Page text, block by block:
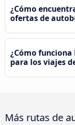
¿Cómo
ofertas de
¿Cómo
para los viajes
Más rutas de